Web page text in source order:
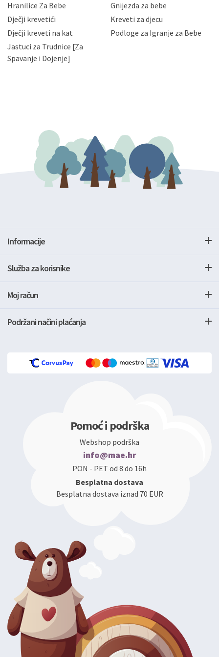
slučajevima koji su dozvoljeni zakonima. Napominjemo
da možete u svako doba, u potpunosti ili djelomice,
zatražiti prestanak aktivnosti obrade Vaših osobnih
podataka. Opoziv privole možete podnijeti poštom na
gore navedenu adresu ili e-mailom na adresu:
Hranilice Za Bebe
Gnijezda za bebe
Dječji krevetići
Kreveti za djecu
Dječji kreveti na kat
Podloge za Igranje za Bebe
Jastuci za Trudnice [Za
Spavanje i Dojenje]
Informacije
Služba za korisnike
Moj račun
Podržani načini plaćanja
Pomoć i podrška
Webshop podrška
info@mae.hr
PON - PET od 8 do 16h
Besplatna dostava
Besplatna dostava iznad 70 EUR